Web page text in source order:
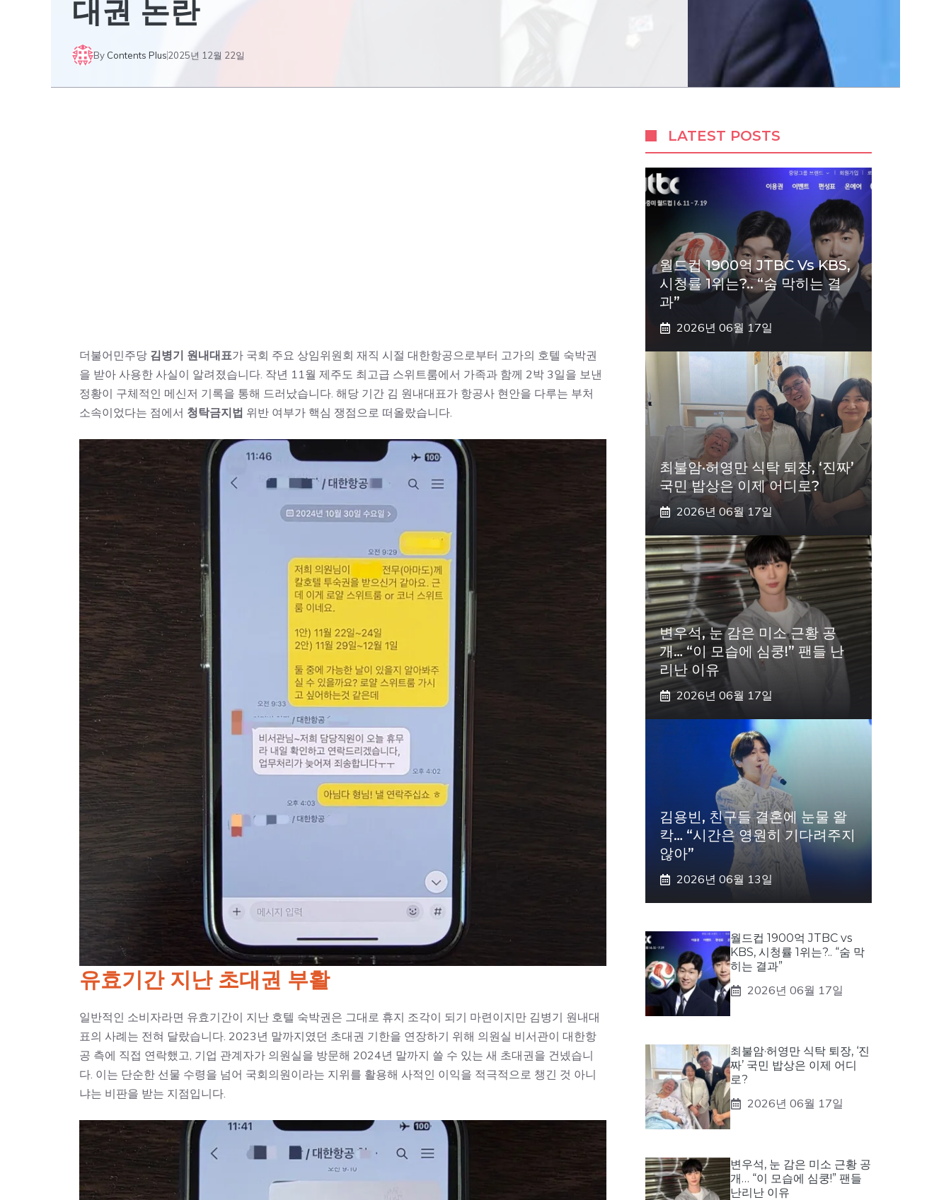
대권 논란
By Contents Plus2025년 12월 22일
더불어민주당 김병기 원내대표가 국회 주요 상임위원회 재직 시절 대한항공으로부터 고가의 호텔 숙박권
을 받아 사용한 사실이 알려졌습니다. 작년 11월 제주도 최고급 스위트룸에서 가족과 함께 2박 3일을 보낸
정황이 구체적인 메신저 기록을 통해 드러났습니다. 해당 기간 김 원내대표가 항공사 현안을 다루는 부처
소속이었다는 점에서 청탁금지법 위반 여부가 핵심 쟁점으로 떠올랐습니다.
유효기간 지난 초대권 부활
일반적인 소비자라면 유효기간이 지난 호텔 숙박권은 그대로 휴지 조각이 되기 마련이지만 김병기 원내대
표의 사례는 전혀 달랐습니다. 2023년 말까지였던 초대권 기한을 연장하기 위해 의원실 비서관이 대한항
공 측에 직접 연락했고, 기업 관계자가 의원실을 방문해 2024년 말까지 쓸 수 있는 새 초대권을 건넸습니
다. 이는 단순한 선물 수령을 넘어 국회의원이라는 지위를 활용해 사적인 이익을 적극적으로 챙긴 것 아니
냐는 비판을 받는 지점입니다.
LATEST POSTS
월드컵 1900억 JTBC Vs KBS,
시청률 1위는?.. “숨 막히는 결
과”
2026년 06월 17일
최불암·허영만 식탁 퇴장, ‘진짜’
국민 밥상은 이제 어디로?
2026년 06월 17일
변우석, 눈 감은 미소 근황 공
개… “이 모습에 심쿵!” 팬들 난
리난 이유
2026년 06월 17일
김용빈, 친구들 결혼에 눈물 왈
칵… “시간은 영원히 기다려주지
않아”
2026년 06월 13일
월드컵 1900억 JTBC vs
KBS, 시청률 1위는?.. “숨 막
히는 결과”
2026년 06월 17일
최불암·허영만 식탁 퇴장, ‘진
짜’ 국민 밥상은 이제 어디
로?
2026년 06월 17일
변우석, 눈 감은 미소 근황 공
개… “이 모습에 심쿵!” 팬들
난리난 이유